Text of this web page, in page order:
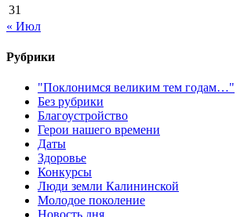
31
« Июл
Рубрики
"Поклонимся великим тем годам…"
Без рубрики
Благоустройство
Герои нашего времени
Даты
Здоровье
Конкурсы
Люди земли Калининской
Молодое поколение